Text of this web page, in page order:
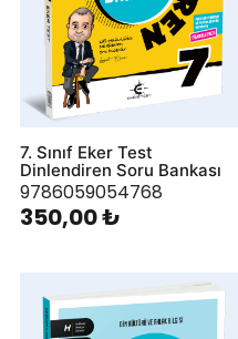
7. Sınıf Eker Test
Dinlendiren Soru Bankası
9786059054768
350,00 ₺